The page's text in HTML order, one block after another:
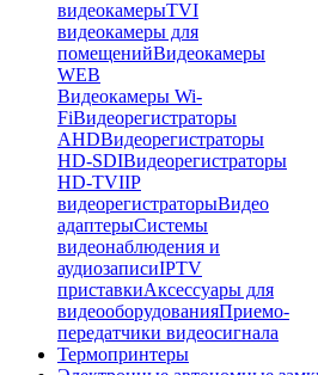
видеокамерыTVI
видеокамеры для
помещенийВидеокамеры
WEB
Видеокамеры Wi-
FiВидеорегистраторы
AHDВидеорегистраторы
HD-SDIВидеорегистраторы
HD-TVIIP
видеорегистраторыВидео
адаптерыСистемы
видеонаблюдения и
аудиозаписиIPTV
приставкиАксессуары для
видеооборудованияПриемо-
передатчики видеосигнала
Термопринтеры